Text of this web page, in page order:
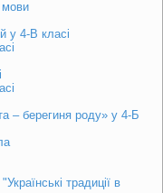
мови
у 4-В класі
– берегиня роду» у 4-Б
традиції в